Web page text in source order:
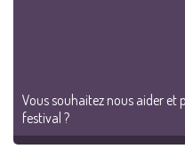
Vous souhaitez nous aider et
festival ?